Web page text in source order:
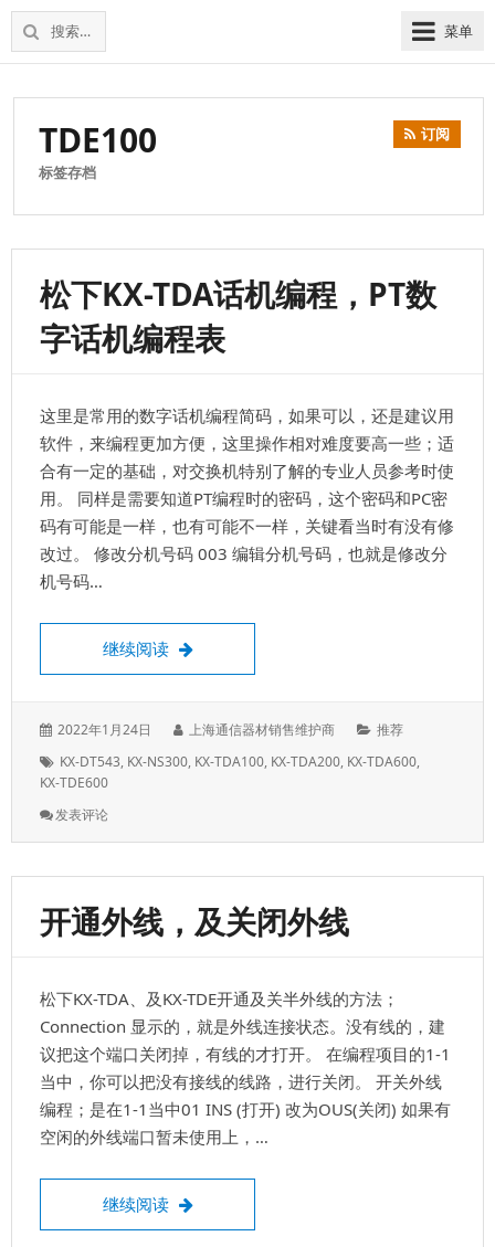
松
下
话
上
海
维
修
交
搜
索：
菜单
TDE100
标签存档
订阅
松下KX-TDA话机编程，PT数
字话机编程表
这里是常用的数字话机编程简码，如果可以，还是建议用
软件，来编程更加方便，这里操作相对难度要高一些；适
合有一定的基础，对交换机特别了解的专业人员参考时使
用。 同样是需要知道PT编程时的密码，这个密码和PC密
码有可能是一样，也有可能不一样，关键看当时有没有修
改过。 修改分机号码 003 编辑分机号码，也就是修改分
机号码…
继续阅读 松下KX-TDA话机编程，PT数字话机编程表
发
于：
2022年1月24日
作
上海通信器材销售维护商
分
推荐
标
签：
KX-DT543, KX-NS300, KX-TDA100, KX-TDA200, KX-TDA600,
KX-TDE600
发表评论: 松
TDA
机
编
数
字
话
机
编
程
表
开通外线，及关闭外线
松下KX-TDA、及KX-TDE开通及关半外线的方法；
Connection 显示的，就是外线连接状态。没有线的，建
议把这个端口关闭掉，有线的才打开。 在编程项目的1-1
当中，你可以把没有接线的线路，进行关闭。 开关外线
编程；是在1-1当中01 INS (打开) 改为OUS(关闭) 如果有
空闲的外线端口暂未使用上，…
继续阅读 开通外线，及关闭外线